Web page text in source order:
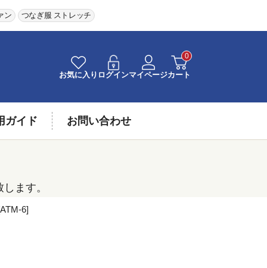
ン つなぎ服 ストレッチ
お気に入り ログインマイページカート
0
ガイド お問い合わせ
ます。
6]